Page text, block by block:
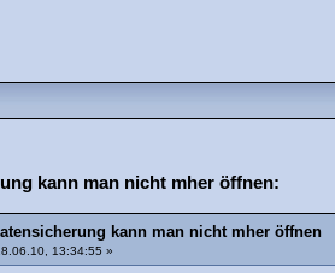
kann man nicht mher öffnen:
kann man nicht mher öffnen
13:34:55 »